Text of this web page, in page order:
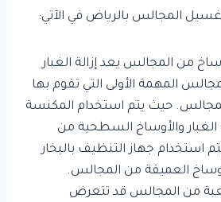
المجالس بالرياض في الآتي:
من المجالس يعد إزالة الغبار
المهمة الأولى التي تقوم بها
حيث يتم استخدام المكنسة
الغبار والأوساخ السطحية من
استخدام جهاز التنظيف بالبخار
العميقة من المجالس.
من المجالس قد تتعرض